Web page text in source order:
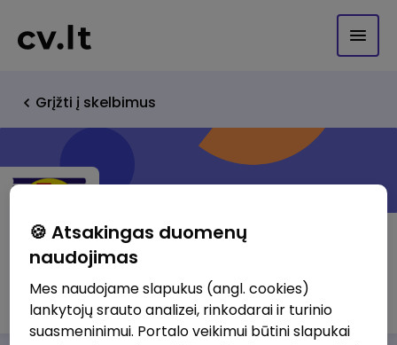
Grįžti į skelbimus
UAB "Termoliuksas"
🍪 Atsakingas duomenų
naudojimas
Mes naudojame slapukus (angl. cookies)
lankytojų srauto analizei, rinkodarai ir turinio
suasmeninimui. Portalo veikimui būtini slapukai